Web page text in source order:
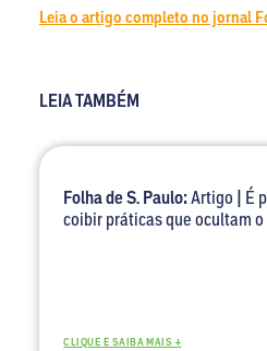
Leia o artigo completo no jornal
LEIA TAMBÉM
Folha de S. Paulo:Artigo | É
coibir práticas que ocultam
CLIQUE E SAIBA MAIS +